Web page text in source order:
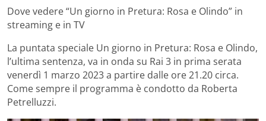
Dove vedere “Un giorno in Pretura: Rosa e Olindo” in
streaming e in TV
La puntata speciale Un giorno in Pretura: Rosa e Olindo,
l’ultima sentenza, va in onda su Rai 3 in prima serata
venerdì 1 marzo 2023 a partire dalle ore 21.20 circa.
Come sempre il programma è condotto da Roberta
Petrelluzzi.